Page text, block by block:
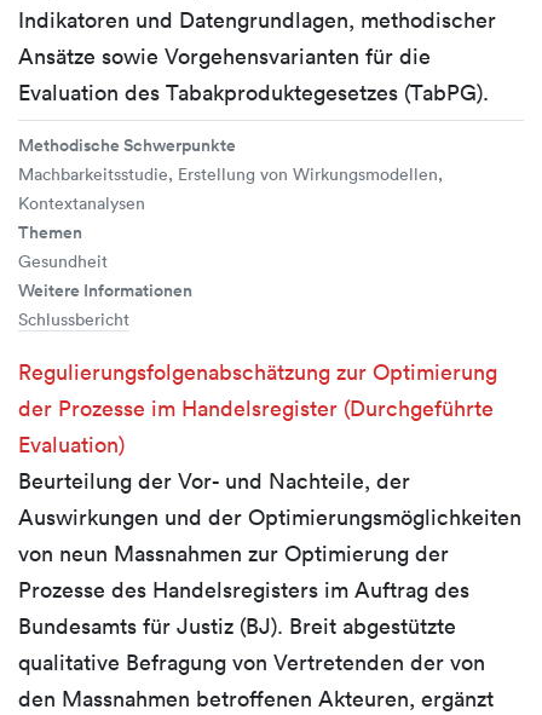
Indikatoren und Datengrundlagen, methodischer
Ansätze sowie Vorgehensvarianten für die
Evaluation des Tabakproduktegesetzes (TabPG).
Methodische Schwerpunkte
Machbarkeitsstudie, Erstellung von Wirkungsmodellen,
Kontextanalysen
Themen
Gesundheit
Weitere Informationen
Schlussbericht
Regulierungsfolgenabschätzung zur Optimierung
der Prozesse im Handelsregister (Durchgeführte
Evaluation)
Beurteilung der Vor- und Nachteile, der
Auswirkungen und der Optimierungsmöglichkeiten
von neun Massnahmen zur Optimierung der
Prozesse des Handelsregisters im Auftrag des
Bundesamts für Justiz (BJ). Breit abgestützte
qualitative Befragung von Vertretenden der von
den Massnahmen betroffenen Akteuren, ergänzt